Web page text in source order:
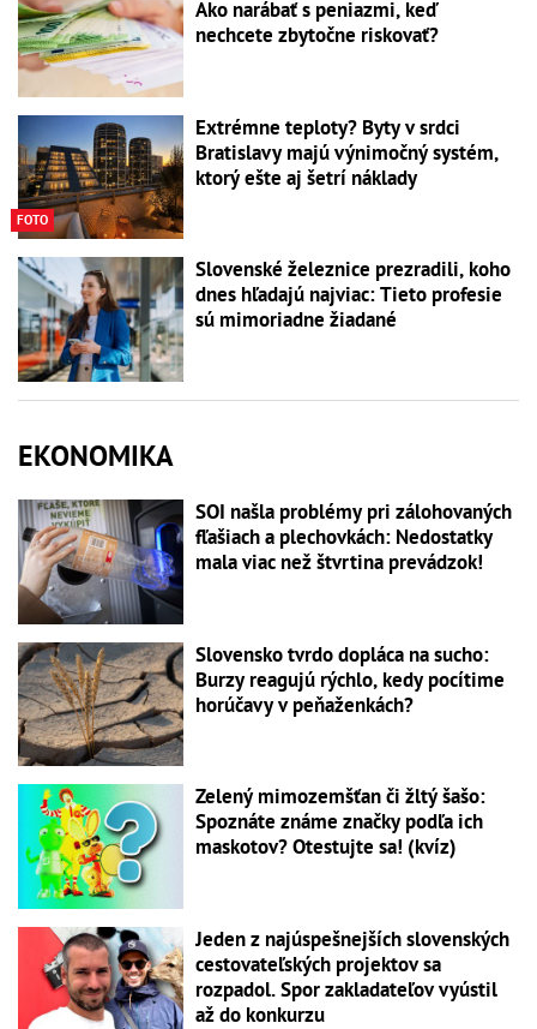
Ako narábať s peniazmi, keď
nechcete zbytočne riskovať?
FOTO
Extrémne teploty? Byty v srdci
Bratislavy majú výnimočný systém,
ktorý ešte aj šetrí náklady
Slovenské železnice prezradili, koho
dnes hľadajú najviac: Tieto profesie
sú mimoriadne žiadané
EKONOMIKA
SOI našla problémy pri zálohovaných
fľašiach a plechovkách: Nedostatky
mala viac než štvrtina prevádzok!
Slovensko tvrdo dopláca na sucho:
Burzy reagujú rýchlo, kedy pocítime
horúčavy v peňaženkách?
Zelený mimozemšťan či žltý šašo:
Spoznáte známe značky podľa ich
maskotov? Otestujte sa! (kvíz)
Jeden z najúspešnejších slovenských
cestovateľských projektov sa
rozpadol. Spor zakladateľov vyústil
až do konkurzu